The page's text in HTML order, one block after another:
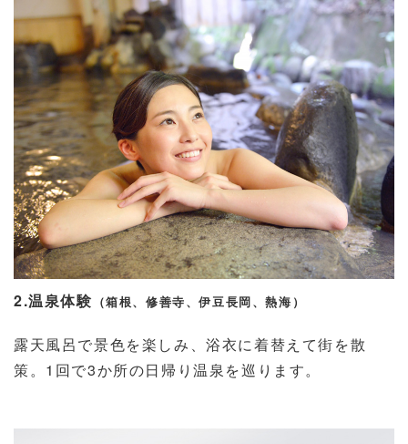
2.温泉体験 （箱根、修善寺、伊豆長岡、熱海）
露天風呂で景色を楽しみ、浴衣に着替えて街を散
策。1回で3か所の日帰り温泉を巡ります。